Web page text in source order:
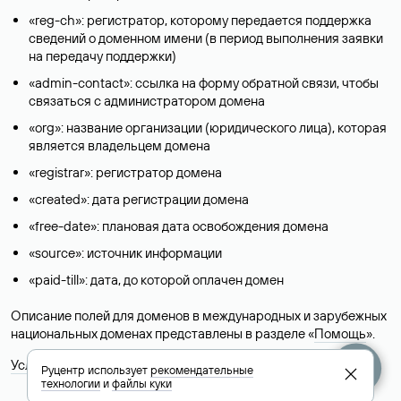
«reg-ch»: регистратор, которому передается поддержка
сведений о доменном имени (в период выполнения заявки
на передачу поддержки)
«admin-contact»: ссылка на форму обратной связи, чтобы
связаться с администратором домена
«org»: название организации (юридического лица), которая
является владельцем домена
«registrar»: регистратор домена
«created»: дата регистрации домена
«free-date»: плановая дата освобождения домена
«source»: источник информации
«paid-till»: дата, до которой оплачен домен
Описание полей для доменов в международных и зарубежных
национальных доменах представлены в разделе «Помощь».
Условия использования Whois-сервиса
Руцентр используетрекомендательные
технологииифайлы куки